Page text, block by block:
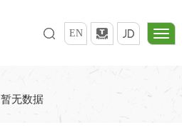
EN
暂无数据